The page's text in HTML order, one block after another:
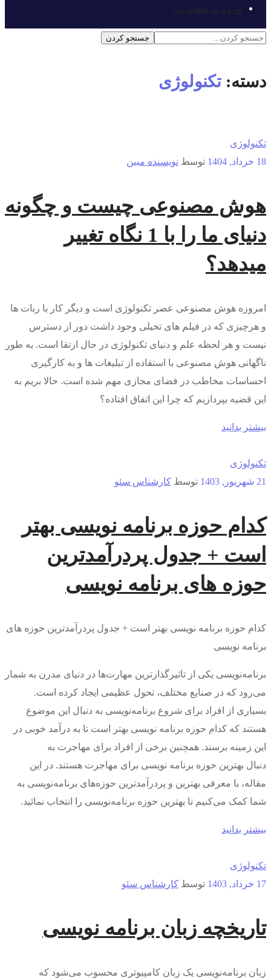
دسته: تکنولوژی
تکنولوژی
18 خرداد, 1404
توسط نویسنده مبین
هوش مصنوعی چیست و چگونه
دنیای ما را با 1 نگاه تغییر
میدهد؟
امروزه هوش مصنوعی عصر تکنولوژی است و دیگر کار با ربات ها
و هرچیزی که در فیلم های تخیلی وجود داشت دور از دسترس
نیست و هر لحظه علم و دنیای تکنولوژی در حال ارتقا است. به طور
ناگهانی هوش مصنوعی با استفاده از تبلیغات ها و به کارگیری
احساسات مخاطب در فضای مجازی مهم شده است. حالا بریم به
این قضیه بپردازیم که چرا این اتفاق افتاده؟
بیشتر بدانید
تکنولوژی
21 شهریور, 1403
توسط کارشناس سئو
کدام حوزه برنامه نویسی بهتر
است + جدول پردرآمدترین
حوزه های برنامه نویسی
کدام حوزه برنامه نویسی بهتر است + جدول پردرآمدترین حوزه های
برنامه نویسی
برنامه‌نویسی یکی از تاثیرگذارترین مهارت‌ها در دنیای مدرن به شمار
می‌رود که در صنایع مختلف، تحول عظیمی ایجاد کرده است.
بسیاری از افراد برای شروع برنامه‌نویسی به دنبال این موضوع
هستند که کدام حوزه برنامه نویسی بهتر است تا به درآمد خوبی در
این زمینه برسند. همچنین برخی از افراد برای مهاجرت به
دنبال بهترین حوزه برنامه نویسی برای مهاجرت هستند. در این
مقاله، با معرفی بهترین و پردرآمدترین حوزه‌های برنامه‌نویسی به
شما کمک می‌کنیم تا بهترین حوزه برنامه‌نویسی را انتخاب نمائید.
بیشتر بدانید
تکنولوژی
17 خرداد, 1403
توسط کارشناس سئو
تاریخچه زبان برنامه نویسی
زبان برنامه‌نویسی یک زبان کامپیوتری محسوب می‌شود که